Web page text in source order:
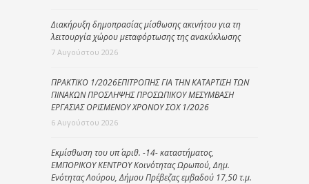
Διακήρυξη δημοπρασίας μίσθωσης ακινήτου για τη
λειτουργία χώρου μεταφόρτωσης της ανακύκλωσης
7 Αυγούστου 2026
ΠΡΑΚΤΙΚΟ 1/2026ΕΠΙΤΡΟΠΗΣ ΓΙΑ ΤΗΝ ΚΑΤΑΡΤΙΣΗ ΤΩΝ
ΠΙΝΑΚΩΝ ΠΡΟΣΛΗΨΗΣ ΠΡΟΣΩΠΙΚΟΥ ΜΕΣΥΜΒΑΣΗ
ΕΡΓΑΣΙΑΣ ΟΡΙΣΜΕΝΟΥ ΧΡΟΝΟΥ ΣΟΧ 1/2026
6 Αυγούστου 2026
Εκμίσθωση του υπ΄ αριθ. -14- καταστήματος,
ΕΜΠΟΡΙΚΟΥ ΚΕΝΤΡΟΥ Κοινότητας Ωρωπού, Δημ.
Ενότητας Λούρου, Δήμου Πρέβεζας εμβαδού 17,50 τ.μ.